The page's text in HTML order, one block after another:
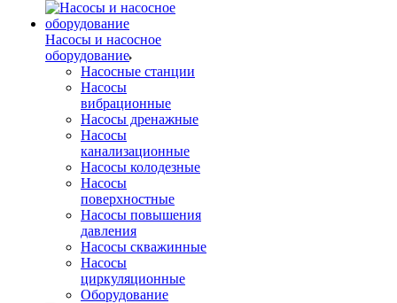
Насосы и насосное
оборудование
Насосные станции
Насосы
вибрационные
Насосы дренажные
Насосы
канализационные
Насосы колодезные
Насосы
поверхностные
Насосы повышения
давления
Насосы скважинные
Насосы
циркуляционные
Оборудование